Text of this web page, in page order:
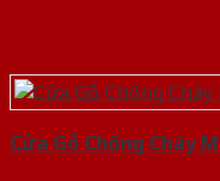
Cửa Gỗ Chống Cháy